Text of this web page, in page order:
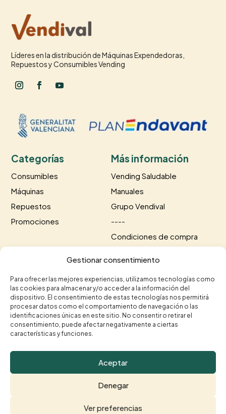
Gestionar consentimiento
Para ofrecer las mejores experiencias, utilizamos tecnologías como
las cookies para almacenar y/o acceder a la información del
dispositivo. El consentimiento de estas tecnologías nos permitirá
procesar datos como el comportamiento de navegación o las
identificaciones únicas en este sitio. No consentir o retirar el
consentimiento, puede afectar negativamente a ciertas
características y funciones.
Aceptar
Denegar
Ver preferencias
Líderes en la distribución de Máquinas Expendedoras,
Repuestos y Consumibles Vending
Categorías
Consumibles
Máquinas
Repuestos
Promociones
Más información
Vending Saludable
Manuales
Grupo Vendival
----
Condiciones de compra
Contacto
 +34 963 75 20 40 +34 615 35 50 96
 contacto@vendival.com
Valencia
Política de Cookies| Diseñado por